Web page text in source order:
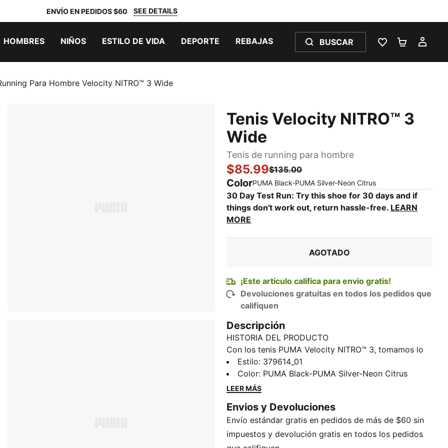
ENVÍO EN PEDIDOS $60 SEE DETAILS
HOMBRES NIÑOS ESTILO DE VIDA DEPORTE REBAJAS BUSCAR
LISTA DE
Para Hombre Velocity NITRO™ 3 Wide
Tenis Velocity NITRO™ 3
Wide
Tenis de running para hombre
$85.99$135.00
ColorPUMA Black-PUMA Silver-Neon Citrus:
30 Day Test Run: Try this shoe for 30 days and if
things don't work out, return hassle-free. LEARN
MORE
AGOTADO
¡Este articulo califica para envio gratis!
Devoluciones gratuitas en todos los pedidos que
califiquen
Descripción
HISTORIA DEL PRODUCTO
Con los tenis PUMA Velocity NITRO™ 3, tomamos lo
mejor de la industria y te lo traemos a ti. Estos tenis
ofrecen velocidad y comodidad gracias a la
avanzada tecnología NITRO™, que ofrece una
en un calzado ligero, para que te sientas como si
estuvieras corriendo sobre las nubes. Además, con su
alerón en el talón, no solo conseguirás un look
elegante, sino que también te beneficiarás de una
Estilo: 379614_01
Color: PUMA Black-PUMA Silver-Neon Citrus
LEER MÁS
Envios y Devoluciones
Envío estándar gratis en pedidos de más de $60 sin
impuestos y devolución gratis en todos los pedidos